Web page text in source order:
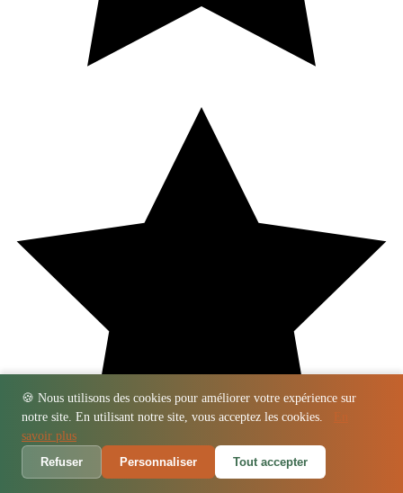
🍪 Nous utilisons des cookies pour améliorer votre expérience sur
notre site. En utilisant notre site, vous acceptez les cookies.
savoir plus
Refuser
Personnaliser Tout accepter